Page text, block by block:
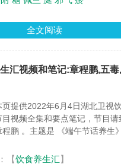
全文阅读
汇视频和笔记:章程鹏,五毒
页提供2022年6月4日湖北卫视
目视频全集和要点笔记，节目请
程鹏 。主题是 《端午节话养生
吃五黄、五红等相关内容。百年
【饮食养生汇】